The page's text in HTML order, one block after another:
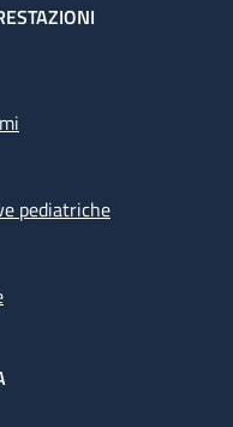
pediatriche